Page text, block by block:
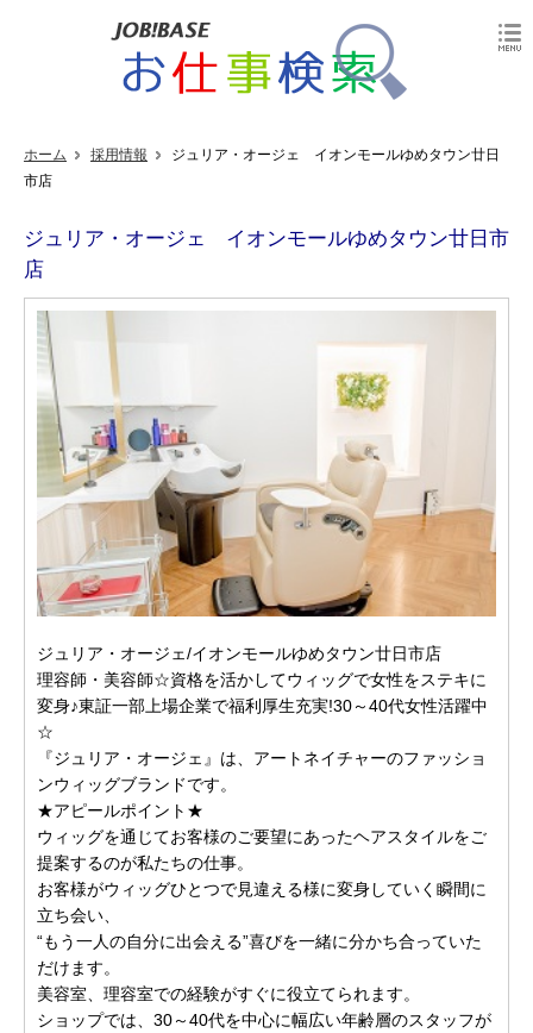
ホーム 採用情報
ジュリア・オージェ イオンモールゆめタウン廿日
市店
ジュリア・オージェ イオンモールゆめタウン廿日市
店
ジュリア・オージェ/イオンモールゆめタウン廿日市店
理容師・美容師☆資格を活かしてウィッグで女性をステキに
変身♪東証一部上場企業で福利厚生充実!30～40代女性活躍中
☆
『ジュリア・オージェ』は、アートネイチャーのファッショ
ンウィッグブランドです。
★アピールポイント★
ウィッグを通じてお客様のご要望にあったヘアスタイルをご
提案するのが私たちの仕事。
お客様がウィッグひとつで見違える様に変身していく瞬間に
立ち会い、
“もう一人の自分に出会える”喜びを一緒に分かち合っていた
だけます。
美容室、理容室での経験がすぐに役立てられます。
ショップでは、30～40代を中心に幅広い年齢層のスタッフが